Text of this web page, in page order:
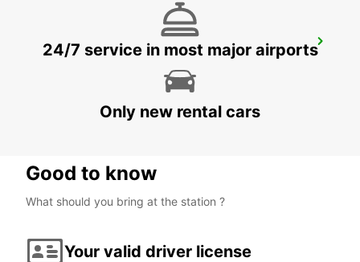
ONTARIO AIRPORT
ONTARIO - UNITED STATES OF AMERICA
24/7 service in most major airports
Only new rental cars
Good to know
What should you bring at the station ?
Your valid driver license